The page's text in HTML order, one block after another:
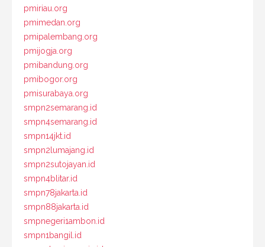
pmiriau.org
pmimedan.org
pmipalembang.org
pmijogja.org
pmibandung.org
pmibogor.org
pmisurabaya.org
smpn2semarang.id
smpn4semarang.id
smpn14jkt.id
smpn2lumajang.id
smpn2sutojayan.id
smpn4blitar.id
smpn78jakarta.id
smpn88jakarta.id
smpnegeri1ambon.id
smpn1bangil.id